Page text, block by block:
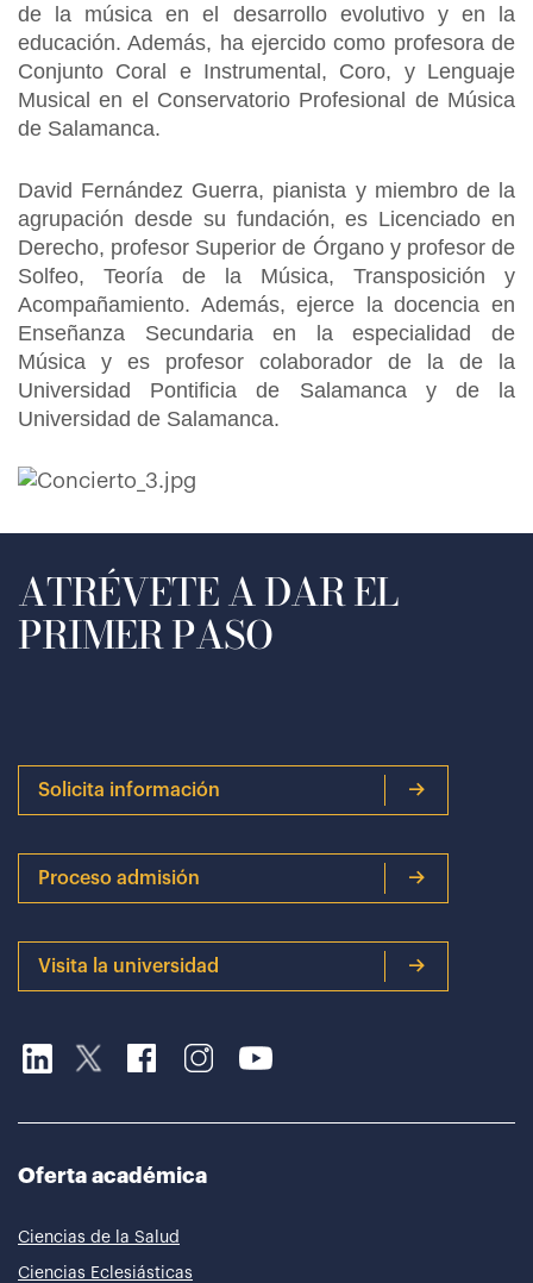
de la música en el desarrollo evolutivo y en la
educación. Además, ha ejercido como profesora de
Conjunto Coral e Instrumental, Coro, y Lenguaje
Musical en el Conservatorio Profesional de Música
de Salamanca.
David Fernández Guerra, pianista y miembro de la
agrupación desde su fundación, es Licenciado en
Derecho, profesor Superior de Órgano y profesor de
Solfeo, Teoría de la Música, Transposición y
Acompañamiento. Además, ejerce la docencia en
Enseñanza Secundaria en la especialidad de
Música y es profesor colaborador de la de la
Universidad Pontificia de Salamanca y de la
Universidad de Salamanca.
ATRÉVETE A DAR EL
PRIMER PASO
Solicita información
Proceso admisión
Visita la universidad
Oferta académica
Ciencias de la Salud
Ciencias Eclesiásticas